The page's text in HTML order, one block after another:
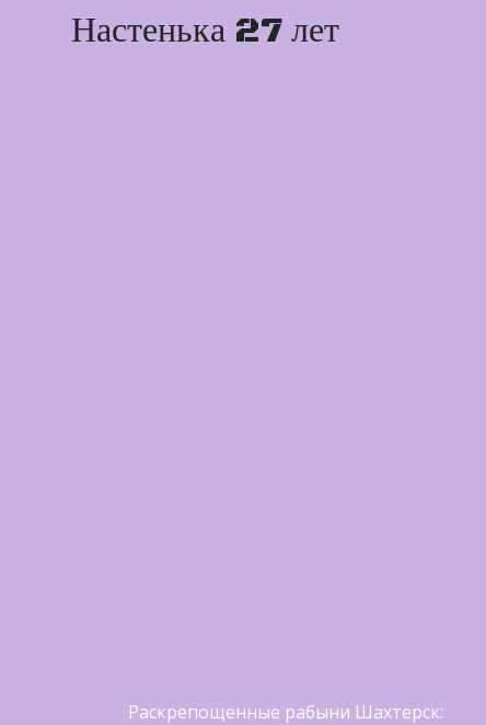
Настенька 27 лет
Раскрепощенные рабыни Шахтерск: